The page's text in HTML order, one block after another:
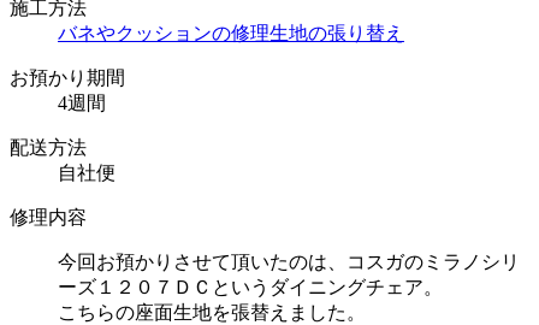
施工方法
バネやクッションの修理生地の張り替え
お預かり期間
4週間
配送方法
自社便
修理内容
今回お預かりさせて頂いたのは、コスガのミラノシリ
ーズ１２０７ＤＣというダイニングチェア。
こちらの座面生地を張替えました。